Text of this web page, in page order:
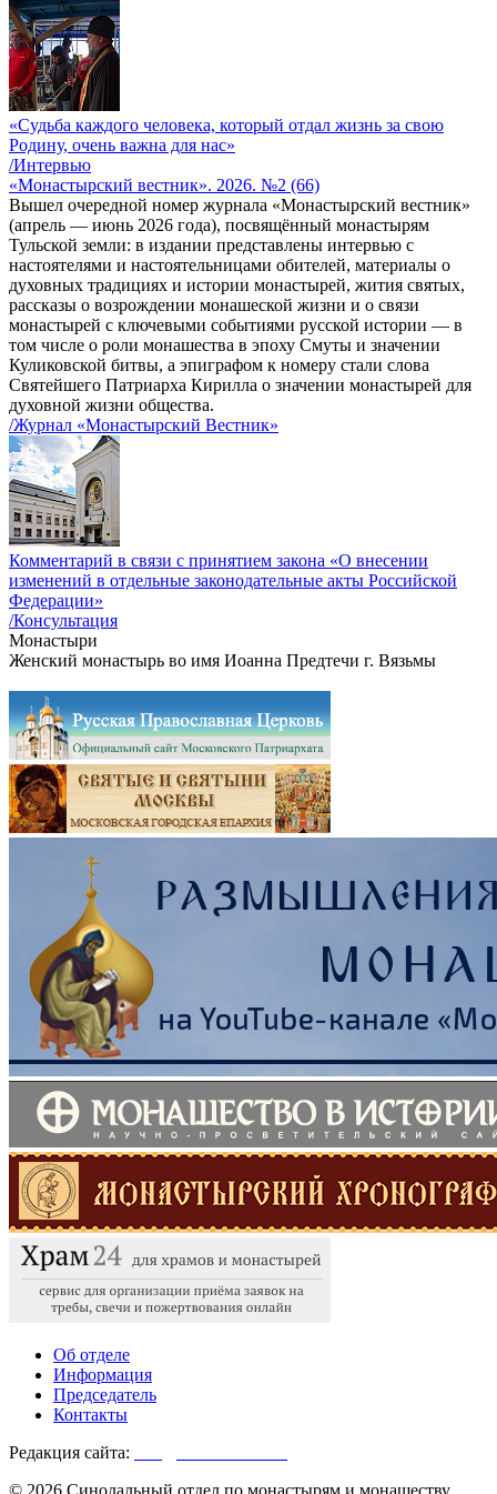
«Судьба каждого человека, который отдал жизнь за свою
Родину, очень важна для нас»
/Интервью
«Монастырский вестник». 2026. №2 (66)
Вышел очередной номер журнала «Монастырский вестник»
(апрель — июнь 2026 года), посвящённый монастырям
Тульской земли: в издании представлены интервью с
настоятелями и настоятельницами обителей, материалы о
духовных традициях и истории монастырей, жития святых,
рассказы о возрождении монашеской жизни и о связи
монастырей с ключевыми событиями русской истории — в
том числе о роли монашества в эпоху Смуты и значении
Куликовской битвы, а эпиграфом к номеру стали слова
Святейшего Патриарха Кирилла о значении монастырей для
духовной жизни общества.
/Журнал «Монастырский Вестник»
Комментарий в связи с принятием закона «О внесении
изменений в отдельные законодательные акты Российской
Федерации»
/Консультация
Монастыри
Женский монастырь во имя Иоанна Предтечи г. Вязьмы
Об отделе
Информация
Председатель
Контакты
Редакция сайта:
© 2026 Синодальный отдел по монастырям и монашеству